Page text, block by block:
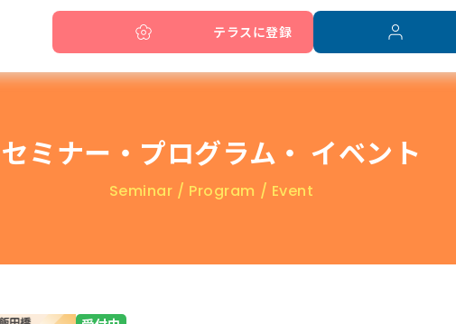
テラスに登録
求人紹介
オンライン就職支援
セミナー・プログラム・ イベント
Seminar / Program / Event